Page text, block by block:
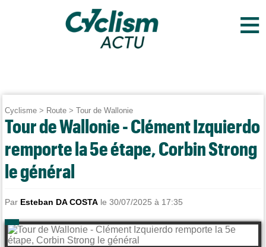
≡
Cyclisme > Route >Tour de Wallonie
Tour de Wallonie - Clément Izquierdo
remporte la 5e étape, Corbin Strong
le général
Par Esteban DA COSTA le 30/07/2025 à 17:35